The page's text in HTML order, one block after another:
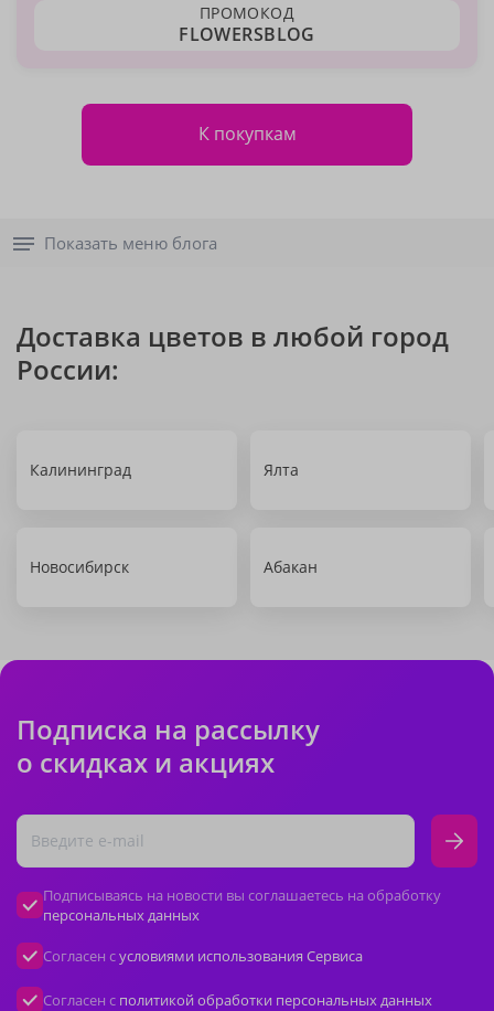
ПРОМОКОД
FLOWERSBLOG
К покупкам
Показать меню блога
Доставка цветов в любой город
России:
Калининград Ялта
Новосибирск Абакан
Подписка на рассылку
о скидках и акциях
Подписываясь на новости вы соглашаетесь на обработку
персональных данных
Согласен сусловиями использования Сервиса
Согласен с политикой обработки персональных данных